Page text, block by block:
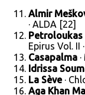
Almir
· ALDA [22]
Petroloukas
Epirus Vol. II
Casapalma
Idrissa
La Sève·
Aga Khan